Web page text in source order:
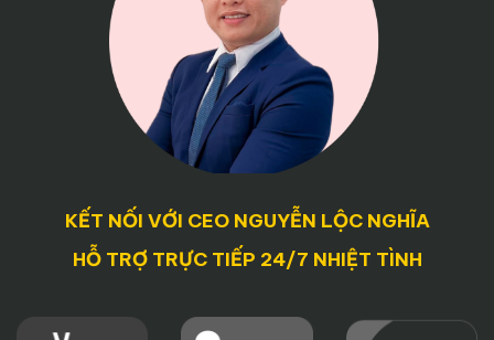
KẾT NỐI VỚI CEO NGUYỄN LỘC NGHĨA
HỖ TRỢ TRỰC TIẾP 24/7 NHIỆT TÌNH